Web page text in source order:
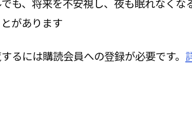
も、将来を不安視し、夜も眠れなくな
があります
るには購読会員への登録が必要です。